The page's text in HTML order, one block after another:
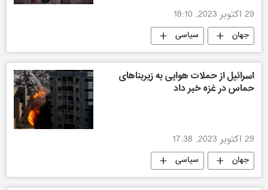
29 اکتوبر 2023, 18:10
جهان سیاسی
اسرائیل از حملات هوایی به زیربناهای
حماس در غزه خبر داد
29 اکتوبر 2023, 17:38
جهان سیاسی